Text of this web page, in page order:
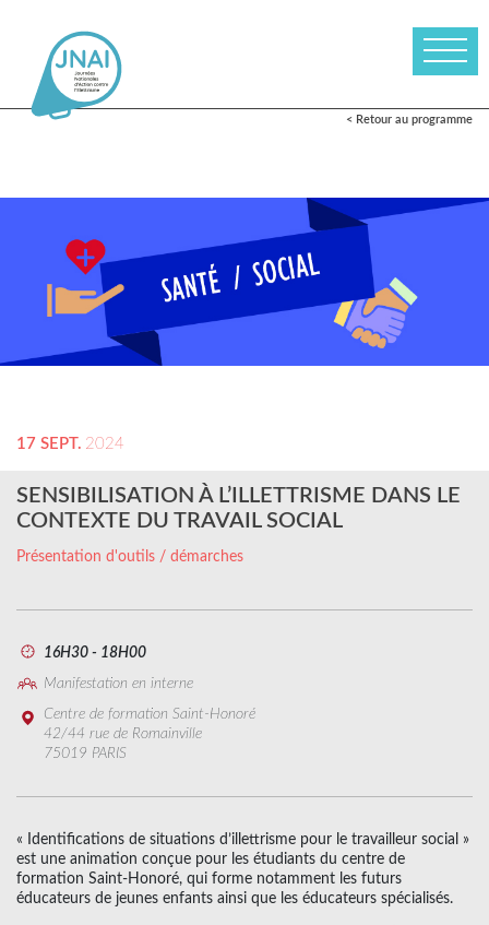
< Retour au programme
17 SEPT. 2024
SENSIBILISATION À L’ILLETTRISME DANS LE
CONTEXTE DU TRAVAIL SOCIAL
Présentation d'outils / démarches
16H30 - 18H00
Manifestation en interne
Centre de formation Saint-Honoré
42/44 rue de Romainville
75019 PARIS
« Identifications de situations d’illettrisme pour le travailleur social »
est une animation conçue pour les étudiants du centre de
formation Saint-Honoré, qui forme notamment les futurs
éducateurs de jeunes enfants ainsi que les éducateurs spécialisés.